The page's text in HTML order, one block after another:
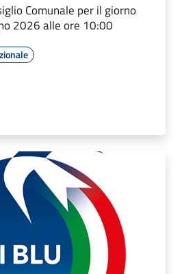
Comunale per il giorno
2026 alle ore 10:00